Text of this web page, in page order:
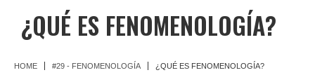
¿QUÉ ES FENOMENOLOGÍA?
HOME #29 - FENOMENOLOGÍA ¿QUÉ ES FENOMENOLOGÍA?